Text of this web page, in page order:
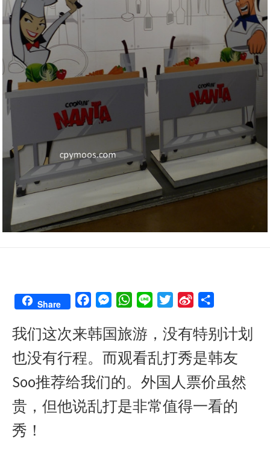
Share
c
b
o
k
s
e
n
e
W
a
s
p
i
t
e
n
W
e
b
a
e
我们这次来韩国旅游，没有特别计划
也没有行程。而观看乱打秀是韩友
Soo推荐给我们的。外国人票价虽然
贵，但他说乱打是非常值得一看的
秀！